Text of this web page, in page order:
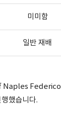
미미함
일반 재배
Federico
했습니다.